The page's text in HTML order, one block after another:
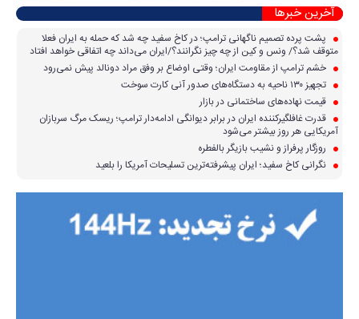
آخرین خبرها
پشت پرده تصمیم ناگهانی ترامپ؛ در کاخ سفید چه شد که حمله به ایران فعلا
متوقف شد؟/ ونس و کین از چه چیز نگرانند؟/ایران می‌داند چه اتفاقی خواهد افتاد
خشم ترامپ از مقاومت ایران؛ وقتی اوضاع بر وفق مراد دونالد پیش نمی‌رود
تجهیز ۱۳۰ ناحیه به دستگاه‌های صدور آنی کارت سوخت
قیمت نهاده‌های ساختمانی در بازار
قدرت غافلگیرکننده ایران در برابر دیوانگی ادامه‌دار ترامپ؛ ریسک مرگ سربازان
آمریکایی هر روز بیشتر می‌شود
روزگار پرفراز و نشیب بازیگر بالفطره
نگرانی کاخ سفید؛ ایران پیشرفته‌ترین تسلیحات آمریکا را بلعید